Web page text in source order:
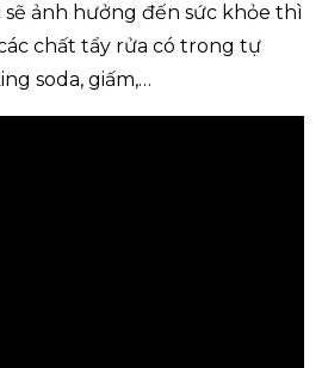
ảnh hưởng đến sức khỏe thì
chất tẩy rửa có trong tự
soda, giấm,…